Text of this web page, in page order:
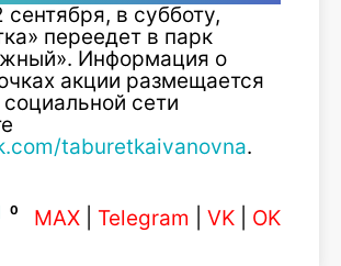
в субботу,
переедет в парк
Информация о
акции размещается
сети
taburetkaivanovna.
0 MAX Telegram VK OK